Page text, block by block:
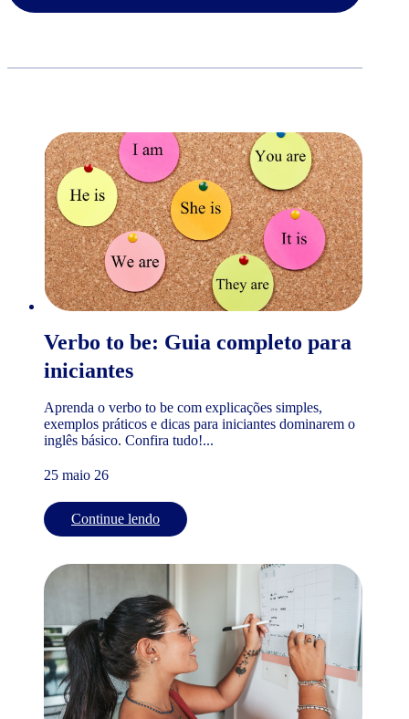
Verbo to be: Guia completo para
iniciantes
Aprenda o verbo to be com explicações simples,
exemplos práticos e dicas para iniciantes dominarem o
inglês básico. Confira tudo!...
25 maio 26
Continue lendo